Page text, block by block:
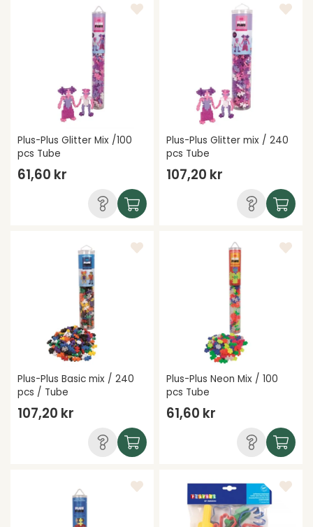
Plus-Plus Glitter Mix /100
pcs Tube
61,60 kr
Plus-Plus Glitter mix / 240
pcs Tube
107,20 kr
Plus-Plus Basic mix / 240
pcs / Tube
107,20 kr
Plus-Plus Neon Mix / 100
pcs Tube
61,60 kr